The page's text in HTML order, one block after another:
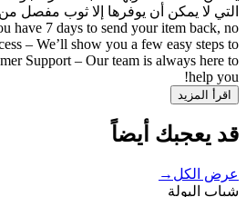
التي لا يمكن أن يوفرها إلا ثوب مفصل
have 7 days to send your item back, no
– We’ll show you a few easy steps to
Support – Our team is always here to
help you!
اقرأ المزيد
قد يعجبك أيضاً
عرض الكل →
شباب اليولة